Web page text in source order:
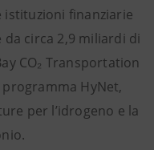
istituzioni finanziarie
da circa 2,9 miliardi di
CO₂ Transportation
HyNet,
per l’idrogeno e la